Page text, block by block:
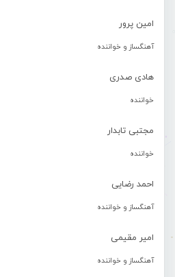
امین پرور
آهنگساز و خواننده
هادی صدری
خواننده
مجتبی تابدار
خواننده
احمد رضایی
آهنگساز و خواننده
امیر مقیمی
آهنگساز و خواننده